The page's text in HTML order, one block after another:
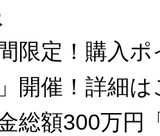
限定！購入
開催！詳細は
総額300万円